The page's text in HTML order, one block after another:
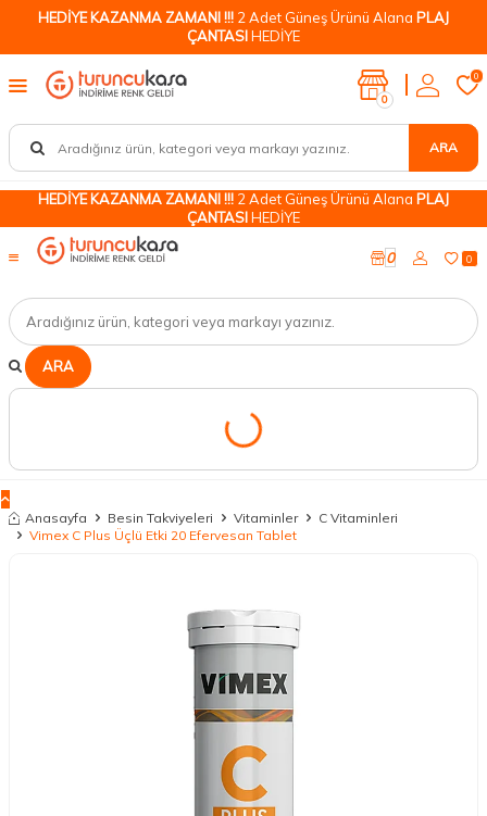
HEDİYE KAZANMA ZAMANI !!! 2 Adet Güneş Ürünü Alana PLAJ
ÇANTASIHEDİYE
ARA
0
0
HEDİYE KAZANMA ZAMANI !!! 2 Adet Güneş Ürünü Alana PLAJ
ÇANTASIHEDİYE
ARA
0 0
Anasayfa Besin Takviyeleri Vitaminler
C Vitaminleri
Vimex C Plus Üçlü Etki 20 Efervesan Tablet